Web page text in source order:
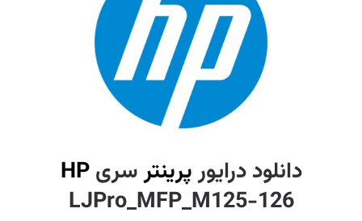
دانلود درایورپرینترسریHP
LJPro_MFP_M125-126